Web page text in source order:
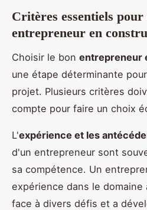
Critères essentiels
entrepreneur en
Choisir le bon entrepreneur
une étape déterminante
projet. Plusieurs critères
compte pour faire un choix
L'expérience et les
d'un entrepreneur sont
sa compétence. Un
expérience dans le
face à divers défis et a